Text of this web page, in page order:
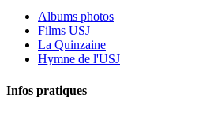
Albums photos
Films USJ
La Quinzaine
Hymne de l'USJ
Infos pratiques